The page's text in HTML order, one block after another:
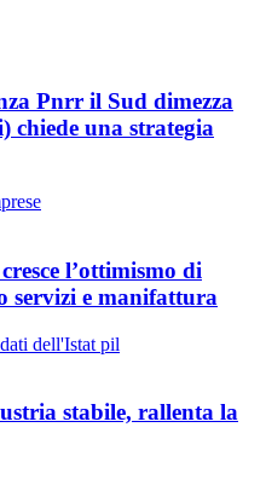
Pnrr il Sud dimezza
chiede una strategia
l’ottimismo di
servizi e manifattura
stabile, rallenta la